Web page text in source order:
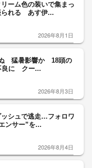
ーム色の装いで集まっ
られる あす伊...
2026年8月1日
ぬ 猛暑影響か 18頭の
良に クー...
2026年8月3日
シュで逃走…フォロワ
ンサー”を...
2026年8月4日